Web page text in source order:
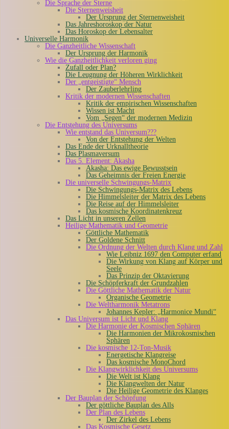
Die Sprache der Sterne
Die Sternenweisheit
Der Ursprung der Sternenweisheit
Das Jahreshoroskop der Natur
Das Horoskop der Lebensalter
Universelle Harmonik
Die Ganzheitliche Wissenschaft
Der Ursprung der Harmonik
Wie die Ganzheitlichkeit verloren ging
Zufall oder Plan?
Die Leugnung der Höheren Wirklichkeit
Der „entgeistigte“ Mensch
Der Zauberlehrling
Kritik der modernen Wissenschaften
Kritik der empirischen Wissenschaften
Wissen ist Macht
Vom „Segen“ der modernen Medizin
Die Entstehung des Universums
Wie entstand das Universum???
Von der Entstehung der Welten
Das Ende der Urknalltheorie
Das Plasmaversum
Das 5. Element: Akasha
Akasha: Das ewige Bewusstsein
Das Geheimnis der Freien Energie
Die universelle Schwingungs-Matrix
Die Schwingungs-Matrix des Lebens
Die Himmelsleiter der Matrix des Lebens
Die Reise auf der Himmelsleiter
Das kosmische Koordinatenkreuz
Das Licht in unseren Zellen
Heilige Mathematik und Geometrie
Göttliche Mathematik
Der Goldene Schnitt
Die Ordnung der Welten durch Klang und Zahl
Wie Leibniz 1697 den Computer erfand
Die Wirkung von Klang auf Körper und
Seele
Das Prinzip der Oktavierung
Die Schöpferkraft der Grundzahlen
Die Göttliche Mathematik der Natur
Organische Geometrie
Die Weltharmonik Metatrons
Johannes Kepler: „Harmonice Mundi“
Das Universum ist Licht und Klang
Die Harmonie der Kosmischen Sphären
Die Harmonien der Mikrokosmischen
Sphären
Die kosmische 12-Ton-Musik
Energetische Klangreise
Das kosmische MonoChord
Die Klangwirklichkeit des Universums
Die Welt ist Klang
Die Klangwelten der Natur
Die Heilige Geometrie des Klanges
Der Bauplan der Schöpfung
Der göttliche Bauplan des Alls
Der Plan des Lebens
Der Zirkel des Lebens
Das Kosmische Gesetz